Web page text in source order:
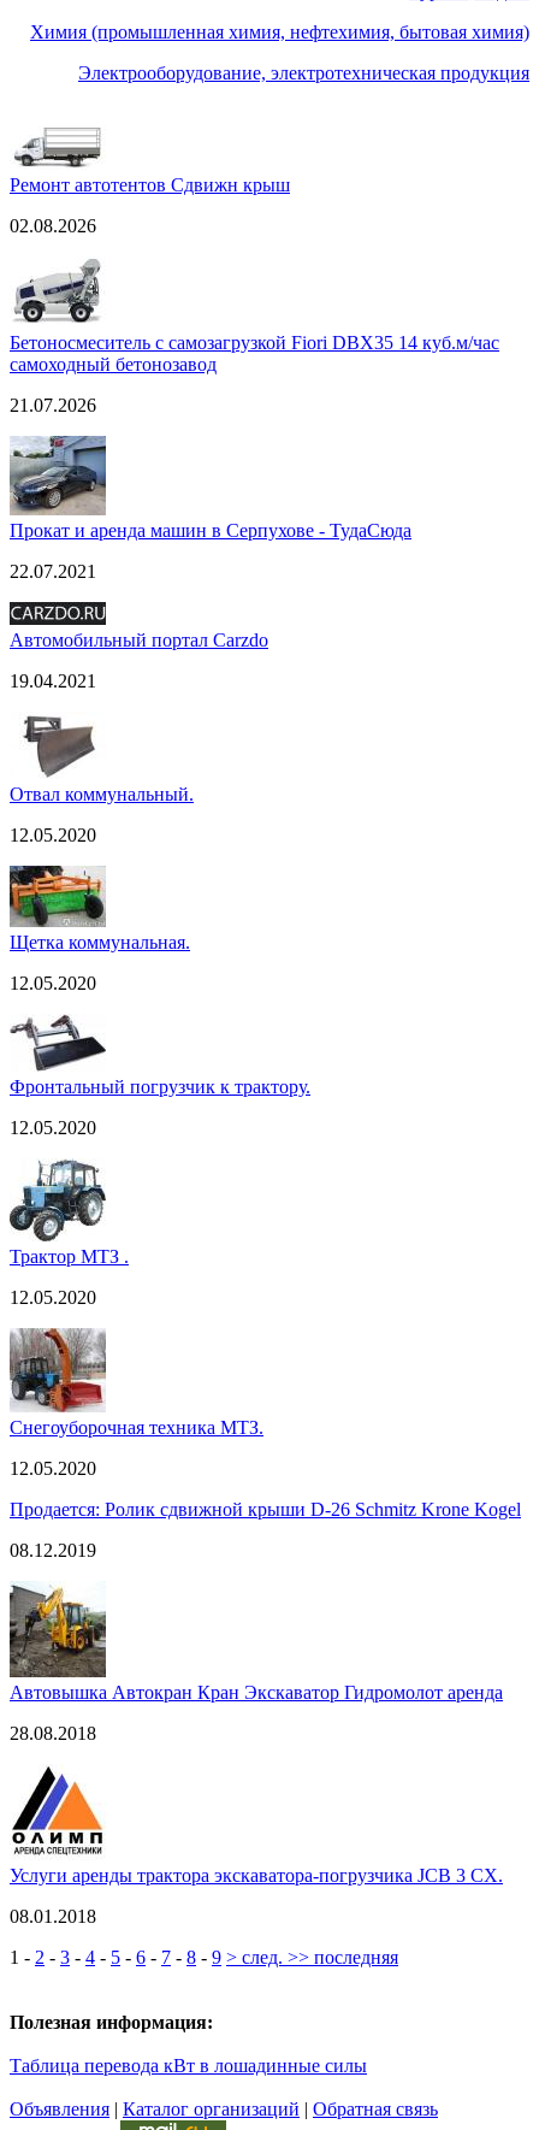
Химия (промышленная химия, нефтехимия, бытовая химия)
Электрооборудование, электротехническая продукция
Ремонт автотентов Сдвижн крыш
02.08.2026
Бетоносмеситель с самозагрузкой Fiori DBX35 14 куб.м/час
самоходный бетонозавод
21.07.2026
Прокат и аренда машин в Серпухове - ТудаСюда
22.07.2021
Автомобильный портал Carzdo
19.04.2021
Отвал коммунальный.
12.05.2020
Щетка коммунальная.
12.05.2020
Фронтальный погрузчик к трактору.
12.05.2020
Трактор МТЗ .
12.05.2020
Снегоуборочная техника МТЗ.
12.05.2020
Продается: Ролик сдвижной крыши D-26 Schmitz Krone Kogel
08.12.2019
Автовышка Автокран Кран Экскаватор Гидромолот аренда
28.08.2018
Услуги аренды трактора экскаватора-погрузчика JСB 3 CX.
08.01.2018
1 - 2 - 3 - 4 - 5 - 6 - 7 - 8 - 9 > след. >> последняя
Полезная информация:
Таблица перевода кВт в лошадинные силы
Объявления | Каталог организаций | Обратная связь